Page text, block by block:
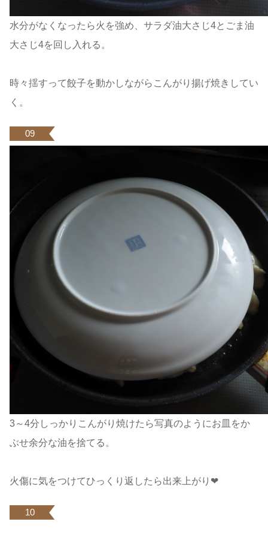
水分がなくなったら火を強め、サラダ油大さじ4とごま油
大さじ4を回し入れる。
時々揺すって餃子を動かしながらこんがり揚げ焼きしてい
く。
09
3～4分しっかりこんがり焼けたら写真のようにお皿をか
ぶせ余分な油を捨てる。
火傷に気をつけてひっくり返したら出来上がり❤
10